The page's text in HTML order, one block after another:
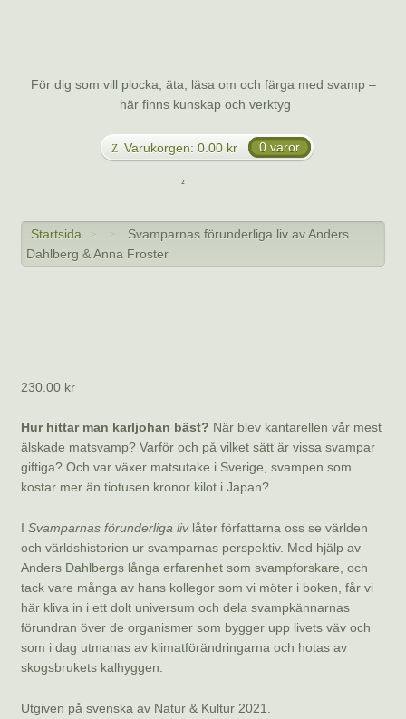
För dig som vill plocka, äta, läsa om och färga med svamp –
här finns kunskap och verktyg
Varukorgen: 0.00 kr 0 varor
Startsida > >
Svamparnas förunderliga liv av Anders
Dahlberg & Anna Froster
230.00 kr
Hur hittar man karljohan bäst? När blev kantarellen vår mest
älskade matsvamp? Varför och på vilket sätt är vissa svampar
giftiga? Och var växer matsutake i Sverige, svampen som
kostar mer än tiotusen kronor kilot i Japan?
I Svamparnas förunderliga liv låter författarna oss se världen
och världshistorien ur svamparnas perspektiv. Med hjälp av
Anders Dahlbergs långa erfarenhet som svampforskare, och
tack vare många av hans kollegor som vi möter i boken, får vi
här kliva in i ett dolt universum och dela svampkännarnas
förundran över de organismer som bygger upp livets väv och
som i dag utmanas av klimatförändringarna och hotas av
skogsbrukets kalhyggen.
Utgiven på svenska av Natur & Kultur 2021.